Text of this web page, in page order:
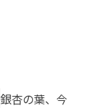
銀杏の葉、今